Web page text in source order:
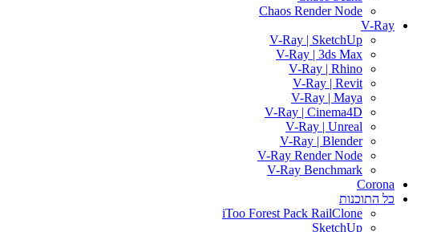
Chaos Render Node
V-Ray
V-Ray | SketchUp
V-Ray | 3ds Max
V-Ray | Rhino
V-Ray | Revit
V-Ray | Maya
V-Ray | Cinema4D
V-Ray | Unreal
V-Ray | Blender
V-Ray Render Node
V-Ray Benchmark
Corona
כל התוכנות
iToo Forest Pack RailClone
SketchUp